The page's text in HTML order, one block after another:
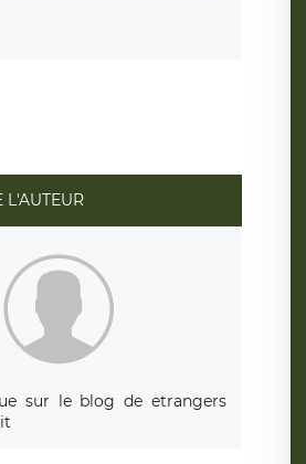
Senghor, joignable à l’adresse mail :
Vous avez
d’introduire une réclamation auprès
L'AUTEUR
sur le blog de etrangers